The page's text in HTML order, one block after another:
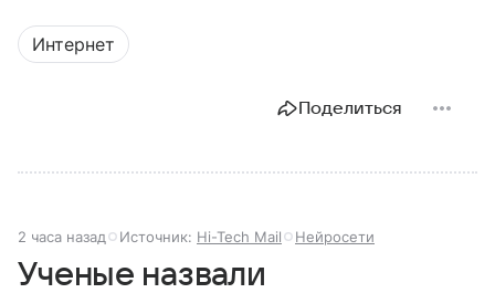
Интернет
Поделиться
2 часа назад Источник: Hi-Tech Mail Нейросети
Ученые назвали